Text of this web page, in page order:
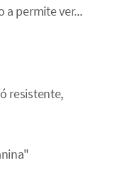
a permite ver...
resistente,